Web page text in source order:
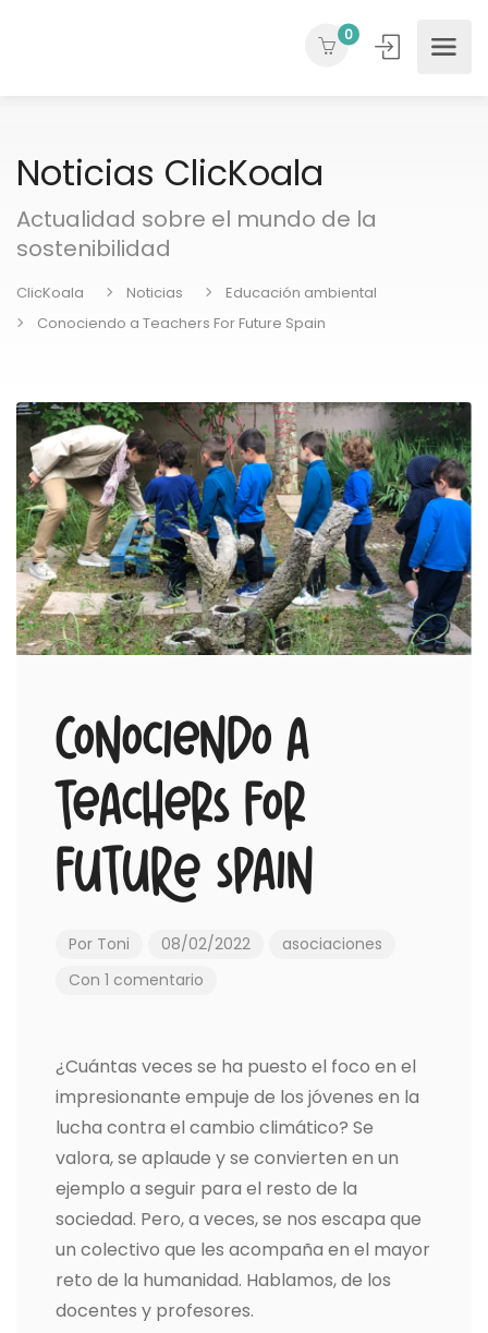
0
Noticias ClicKoala
Actualidad sobre el mundo de la
sostenibilidad
ClicKoala Noticias
Educación ambiental
Conociendo a Teachers For Future Spain
Conociendo a
Teachers For
Future Spain
Por Toni 08/02/2022
asociaciones
Con 1 comentario
¿Cuántas veces se ha puesto el foco en el
impresionante empuje de los jóvenes en la
lucha contra el cambio climático? Se
valora, se aplaude y se convierten en un
ejemplo a seguir para el resto de la
sociedad. Pero, a veces, se nos escapa que
un colectivo que les acompaña en el mayor
reto de la humanidad. Hablamos, de los
docentes y profesores.